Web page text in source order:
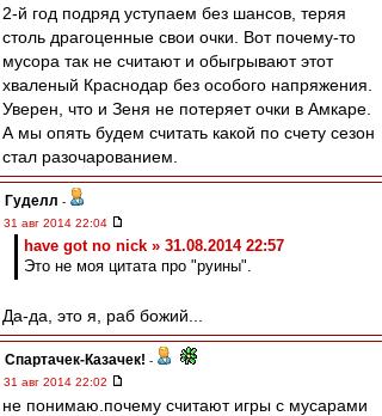
2-й год подряд уступаем без шансов, теряя
столь драгоценные свои очки. Вот почему-то
мусора так не считают и обыгрывают этот
хваленый Краснодар без особого напряжения.
Уверен, что и Зеня не потеряет очки в Амкаре.
А мы опять будем считать какой по счету сезон
стал разочарованием.
Гуделл -
31 авг 2014 22:04
have got no nick » 31.08.2014 22:57
Это не моя цитата про "руины".
Да-да, это я, раб божий...
Спартачек-Казачек! -
31 авг 2014 22:02
не понимаю.почему считают игры с мусарами